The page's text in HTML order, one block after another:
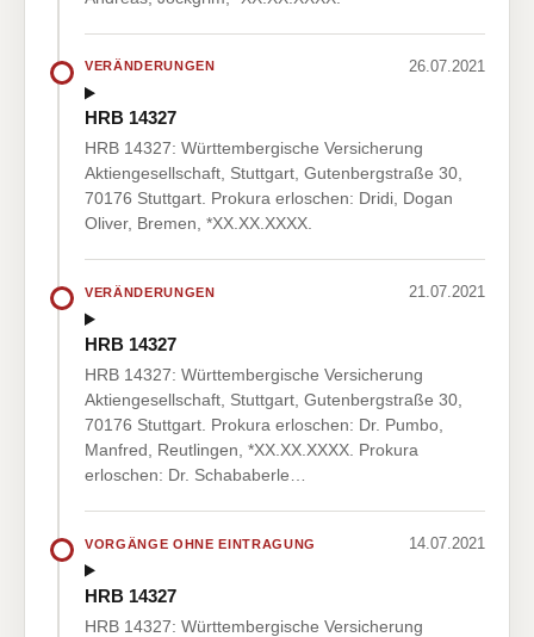
VERÄNDERUNGEN 26.07.2021
HRB 14327
HRB 14327: Württembergische Versicherung
Aktiengesellschaft, Stuttgart, Gutenbergstraße 30,
70176 Stuttgart. Prokura erloschen: Dridi, Dogan
Oliver, Bremen, *XX.XX.XXXX.
VERÄNDERUNGEN 21.07.2021
HRB 14327
HRB 14327: Württembergische Versicherung
Aktiengesellschaft, Stuttgart, Gutenbergstraße 30,
70176 Stuttgart. Prokura erloschen: Dr. Pumbo,
Manfred, Reutlingen, *XX.XX.XXXX. Prokura
erloschen: Dr. Schababerle…
VORGÄNGE OHNE EINTRAGUNG 14.07.2021
HRB 14327
HRB 14327: Württembergische Versicherung